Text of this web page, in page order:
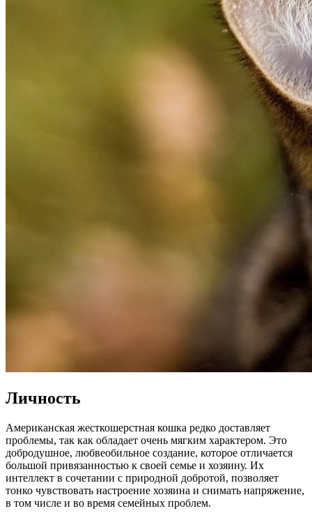
Личность
Американская жесткошерстная кошка редко доставляет
проблемы, так как обладает очень мягким характером. Это
добродушное, любвеобильное создание, которое отличается
большой привязанностью к своей семье и хозяину. Их
интеллект в сочетании с природной добротой, позволяет
тонко чувствовать настроение хозяина и снимать напряжение,
в том числе и во время семейных проблем.